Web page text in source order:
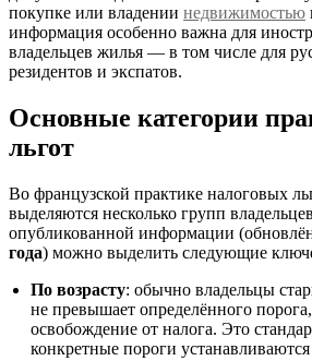
покупке или владении недвижимостью
информация особенно важна для
владельцев жилья — в том числе для
резидентов и экспатов.
Основные категории
льгот
Во французской практике налоговых
выделяются несколько групп
опубликованной информации
года) можно выделить следующие
По возрасту: обычно владельцы
не превышает определённого
освобождение от налога. Это
конкретные пороги